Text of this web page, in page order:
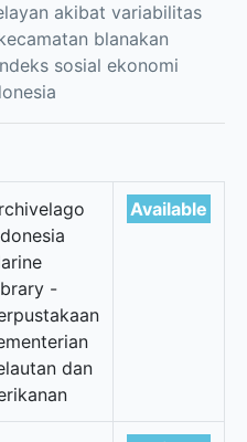
akibat variabilitas
blanakan
sosial ekonomi
-
dan
Available